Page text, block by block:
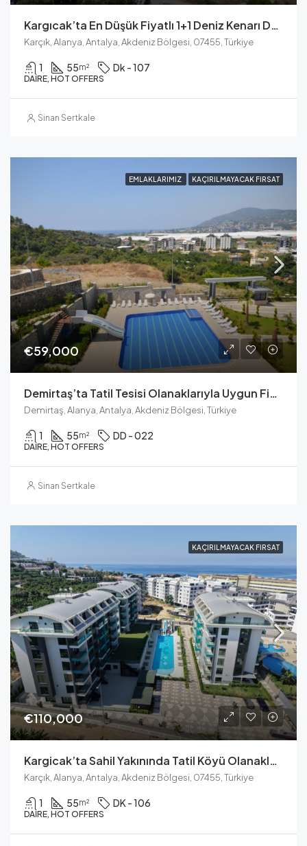
Kargıcak’ta En Düşük Fiyatlı 1+1 Deniz Kenarı Daire Tam Olanaklara Sahip
Karçık, Alanya, Antalya, Akdeniz Bölgesi, 07455, Türkiye
1 55m² Dk - 107
DAIRE, HOT OFFERS
Sinan Sertkale
EMLAKLARIMIZ KAÇIRILMAYACAK FIRSAT
€59,000
Demirtaş’ta Tatil Tesisi Olanaklarıyla Uygun Fiyatlı 1+1 Deniz Manzaralı Apartman
Demirtaş, Alanya, Antalya, Akdeniz Bölgesi, Türkiye
1 55m² DD - 022
DAIRE, HOT OFFERS
Sinan Sertkale
KAÇIRILMAYACAK FIRSAT
€110,000
Kargicak’ta Sahil Yakınında Tatil Köyü Olanakları Bulunan Apartman
Karçık, Alanya, Antalya, Akdeniz Bölgesi, 07455, Türkiye
1 55m² DK - 106
DAIRE, HOT OFFERS